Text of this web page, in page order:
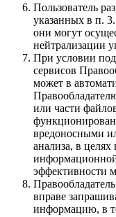
Пользователь
указанных в п.
они могут
нейтрализации
При условии
сервисов
может в
или части
вредоносными
анализа, в
эффективности
вправе
информацию, в